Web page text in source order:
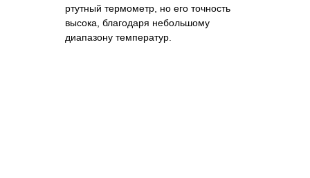
ртутный термометр, но его точность
высока, благодаря небольшому
диапазону температур.